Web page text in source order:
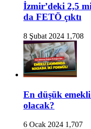
İzmir’deki 2,5
da FETÖ çıktı
8 Şubat 2024 1,708
En düşük
olacak?
6 Ocak 2024 1,707